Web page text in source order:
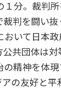
分。裁判
判を闘い抜
いて日本
共団体は
精神を体
の友好と